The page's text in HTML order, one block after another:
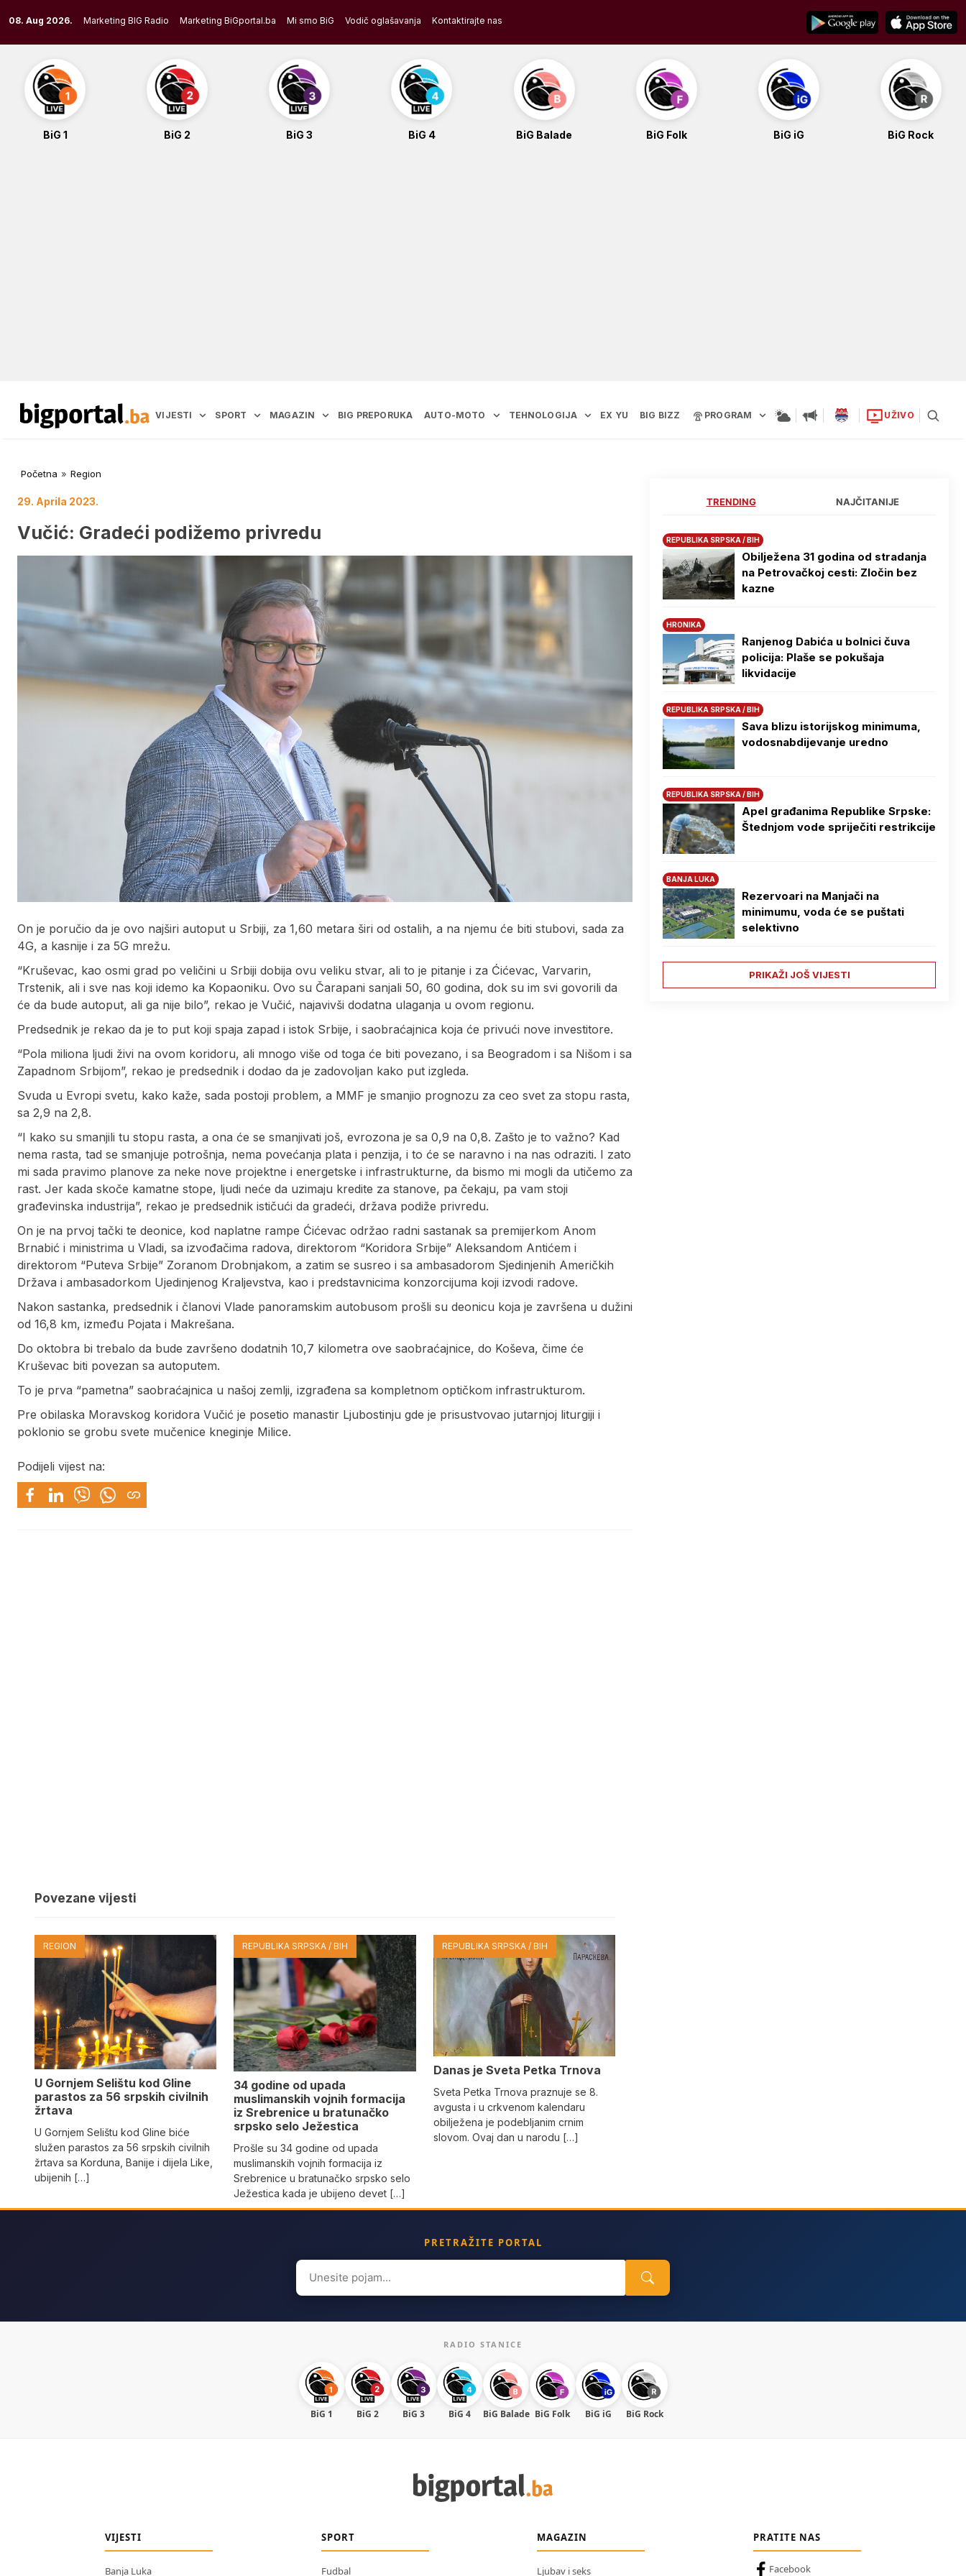
to
content
08. Aug 2026. Marketing BIG Radio Marketing BiGportal.ba Mi smo BiG Vodič oglašavanja Kontaktirajte nas
BiG 1 BiG 2 BiG 3 BiG 4 BiG Balade BiG Folk BiG iG BiG Rock
VIJESTI SPORT MAGAZIN BIG PREPORUKA AUTO-MOTO TEHNOLOGIJA EX YU BIG BIZZ PROGRAM UŽIVO
Početna » Region
29. Aprila 2023.
Vučić: Gradeći podižemo privredu
On je poručio da je ovo najširi autoput u Srbiji, za 1,60 metara širi od ostalih, a na njemu će biti stubovi, sada za
4G, a kasnije i za 5G mrežu.
“Kruševac, kao osmi grad po veličini u Srbiji dobija ovu veliku stvar, ali to je pitanje i za Ćićevac, Varvarin,
Trstenik, ali i sve nas koji idemo ka Kopaoniku. Ovo su Čarapani sanjali 50, 60 godina, dok su im svi govorili da
će da bude autoput, ali ga nije bilo”, rekao je Vučić, najavivši dodatna ulaganja u ovom regionu.
Predsednik je rekao da je to put koji spaja zapad i istok Srbije, i saobraćajnica koja će privući nove investitore.
“Pola miliona ljudi živi na ovom koridoru, ali mnogo više od toga će biti povezano, i sa Beogradom i sa Nišom i sa
Zapadnom Srbijom”, rekao je predsednik i dodao da je zadovoljan kako put izgleda.
Svuda u Evropi svetu, kako kaže, sada postoji problem, a MMF je smanjio prognozu za ceo svet za stopu rasta,
sa 2,9 na 2,8.
“I kako su smanjili tu stopu rasta, a ona će se smanjivati još, evrozona je sa 0,9 na 0,8. Zašto je to važno? Kad
nema rasta, tad se smanjuje potrošnja, nema povećanja plata i penzija, i to će se naravno i na nas odraziti. I zato
mi sada pravimo planove za neke nove projektne i energetske i infrastrukturne, da bismo mi mogli da utičemo za
rast. Jer kada skoče kamatne stope, ljudi neće da uzimaju kredite za stanove, pa čekaju, pa vam stoji
građevinska industrija”, rekao je predsednik ističući da gradeći, država podiže privredu.
On je na prvoj tački te deonice, kod naplatne rampe Ćićevac održao radni sastanak sa premijerkom Anom
Brnabić i ministrima u Vladi, sa izvođačima radova, direktorom “Koridora Srbije” Aleksandom Antićem i
direktorom “Puteva Srbije” Zoranom Drobnjakom, a zatim se susreo i sa ambasadorom Sjedinjenih Američkih
Država i ambasadorkom Ujedinjenog Kraljevstva, kao i predstavnicima konzorcijuma koji izvodi radove.
Nakon sastanka, predsednik i članovi Vlade panoramskim autobusom prošli su deonicu koja je završena u dužini
od 16,8 km, između Pojata i Makrešana.
Do oktobra bi trebalo da bude završeno dodatnih 10,7 kilometra ove saobraćajnice, do Koševa, čime će
Kruševac biti povezan sa autoputem.
To je prva “pametna” saobraćajnica u našoj zemlji, izgrađena sa kompletnom optičkom infrastrukturom.
Pre obilaska Moravskog koridora Vučić je posetio manastir Ljubostinju gde je prisustvovao jutarnjoj liturgiji i
poklonio se grobu svete mučenice kneginje Milice.
Podijeli vijest na:
Povezane vijesti
REGION
U Gornjem Selištu kod Gline
parastos za 56 srpskih civilnih
žrtava
U Gornjem Selištu kod Gline biće
služen parastos za 56 srpskih civilnih
žrtava sa Korduna, Banije i dijela Like,
ubijenih […]
REPUBLIKA SRPSKA / BIH
34 godine od upada
muslimanskih vojnih formacija
iz Srebrenice u bratunačko
srpsko selo Јežestica
Prošle su 34 godine od upada
muslimanskih vojnih formacija iz
Srebrenice u bratunačko srpsko selo
Јežestica kada je ubijeno devet […]
REPUBLIKA SRPSKA / BIH
Danas je Sveta Petka Trnova
Sveta Petka Trnova praznuje se 8.
avgusta i u crkvenom kalendaru
obilježena je podebljanim crnim
slovom. Ovaj dan u narodu […]
TRENDING NAJČITANIJE
REPUBLIKA SRPSKA / BIH
Obilježena 31 godina od stradanja
na Petrovačkoj cesti: Zločin bez
kazne
HRONIKA
Ranjenog Dabića u bolnici čuva
policija: Plaše se pokušaja
likvidacije
REPUBLIKA SRPSKA / BIH
Sava blizu istorijskog minimuma,
vodosnabdijevanje uredno
REPUBLIKA SRPSKA / BIH
Apel građanima Republike Srpske:
Štednjom vode spriječiti restrikcije
BANJA LUKA
Rezervoari na Manjači na
minimumu, voda će se puštati
selektivno
PRIKAŽI JOŠ VIJESTI
PRETRAŽITE PORTAL
Search
for:
RADIO STANICE
BiG 1 BiG 2 BiG 3 BiG 4 BiG Balade BiG Folk BiG iG BiG Rock
VIJESTI
Banja Luka
SPORT
Fudbal
MAGAZIN
Ljubav i seks
PRATITE NAS
Facebook